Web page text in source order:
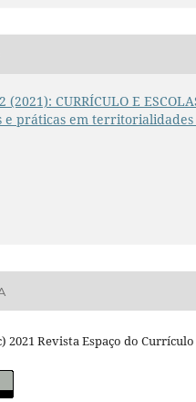
(2021): CURRÍCULO E
e práticas em territorialidades
2021 Revista Espaço do Currículo